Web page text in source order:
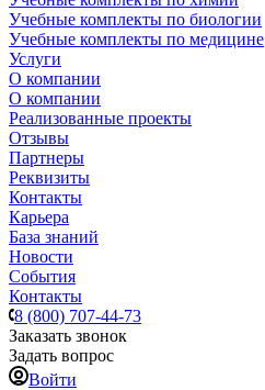
Учебные комплекты по биологии
Учебные комплекты по медицине
Услуги
О компании
О компании
Реализованные проекты
Отзывы
Партнеры
Реквизиты
Контакты
Карьера
База знаний
Новости
События
Контакты
8 (800) 707-44-73
Заказать звонок
Задать вопрос
Войти